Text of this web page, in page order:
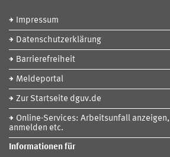
Impressum
Datenschutzerklärung
Barrierefreiheit
Meldeportal
Zur Startseite dguv.de
Online-Services: Arbeitsunfall
anmelden etc.
Informationen für